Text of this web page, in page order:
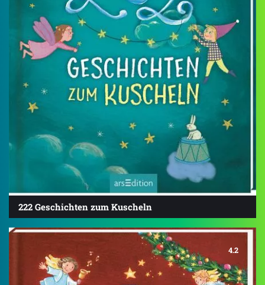
222 Geschichten zum Kuscheln
4.2